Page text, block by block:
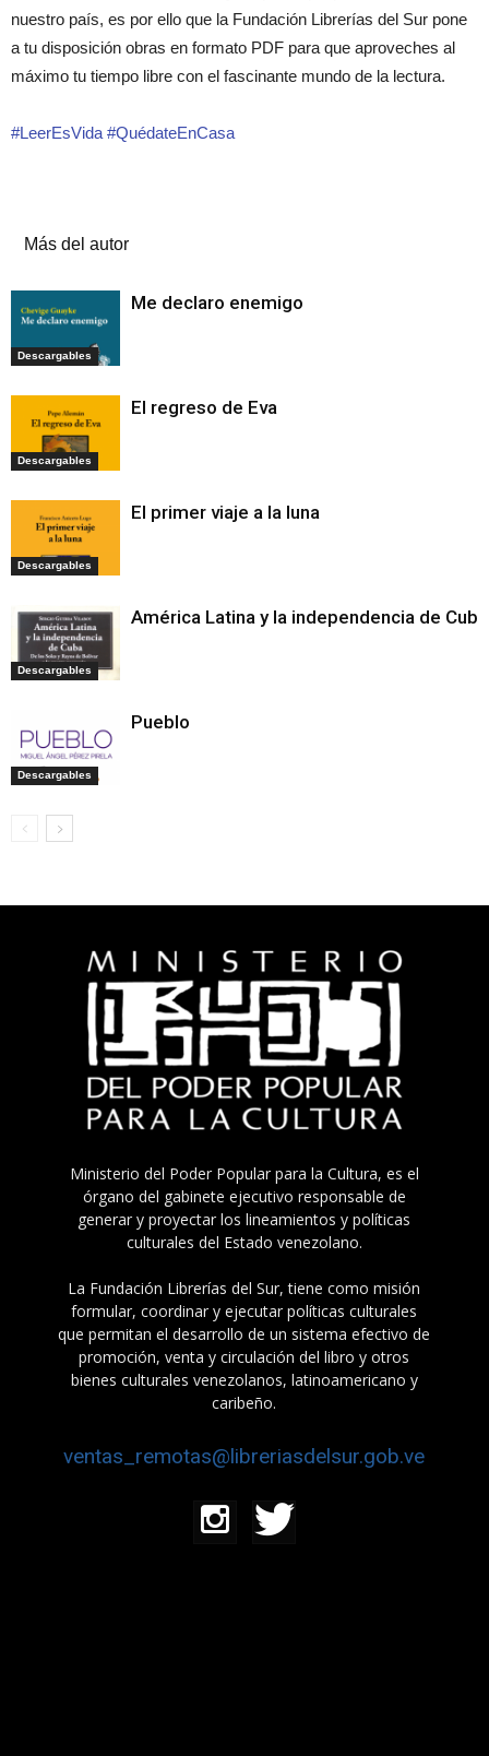
nuestro país, es por ello que la Fundación Librerías del Sur pone
a tu disposición obras en formato PDF para que aproveches al
máximo tu tiempo libre con el fascinante mundo de la lectura.
#LeerEsVida #QuédateEnCasa
Más del autor
Descargables
Me declaro enemigo
Descargables
El regreso de Eva
Descargables
El primer viaje a la luna
Descargables
América Latina y la independencia de Cuba
Descargables
Pueblo
Ministerio del Poder Popular para la Cultura, es el
órgano del gabinete ejecutivo responsable de
generar y proyectar los lineamientos y políticas
culturales del Estado venezolano.
La Fundación Librerías del Sur, tiene como misión
formular, coordinar y ejecutar políticas culturales
que permitan el desarrollo de un sistema efectivo de
promoción, venta y circulación del libro y otros
bienes culturales venezolanos, latinoamericano y
caribeño.
ventas_remotas@libreriasdelsur.gob.ve